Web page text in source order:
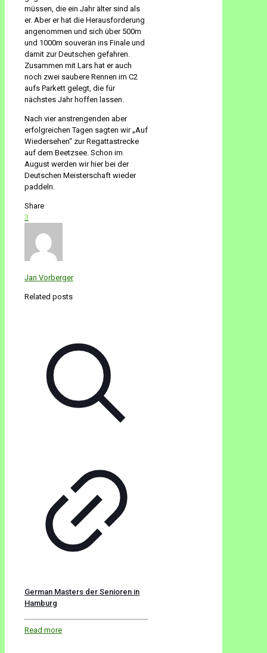
müssen, die ein Jahr älter sind als
er. Aber er hat die Herausforderung
angenommen und sich über 500m
und 1000m souverän ins Finale und
damit zur Deutschen gefahren.
Zusammen mit Lars hat er auch
noch zwei saubere Rennen im C2
aufs Parkett gelegt, die für
nächstes Jahr hoffen lassen.
Nach vier anstrengenden aber
erfolgreichen Tagen sagten wir „Auf
Wiedersehen“ zur Regattastrecke
auf dem Beetzsee. Schon im
August werden wir hier bei der
Deutschen Meisterschaft wieder
paddeln.
Share
3
Jan Vorberger
Related posts
German Masters der Senioren in
Hamburg
Read more